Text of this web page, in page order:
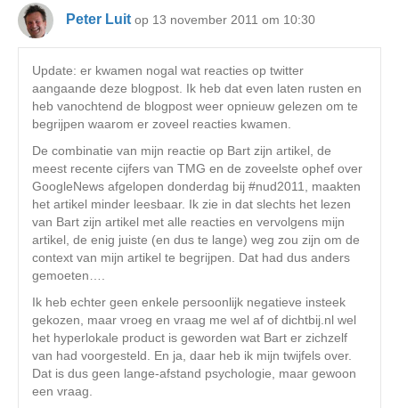
Peter Luit op 13 november 2011 om 10:30
Update: er kwamen nogal wat reacties op twitter
aangaande deze blogpost. Ik heb dat even laten rusten en
heb vanochtend de blogpost weer opnieuw gelezen om te
begrijpen waarom er zoveel reacties kwamen.
De combinatie van mijn reactie op Bart zijn artikel, de
meest recente cijfers van TMG en de zoveelste ophef over
GoogleNews afgelopen donderdag bij #nud2011, maakten
het artikel minder leesbaar. Ik zie in dat slechts het lezen
van Bart zijn artikel met alle reacties en vervolgens mijn
artikel, de enig juiste (en dus te lange) weg zou zijn om de
context van mijn artikel te begrijpen. Dat had dus anders
gemoeten….
Ik heb echter geen enkele persoonlijk negatieve insteek
gekozen, maar vroeg en vraag me wel af of dichtbij.nl wel
het hyperlokale product is geworden wat Bart er zichzelf
van had voorgesteld. En ja, daar heb ik mijn twijfels over.
Dat is dus geen lange-afstand psychologie, maar gewoon
een vraag.